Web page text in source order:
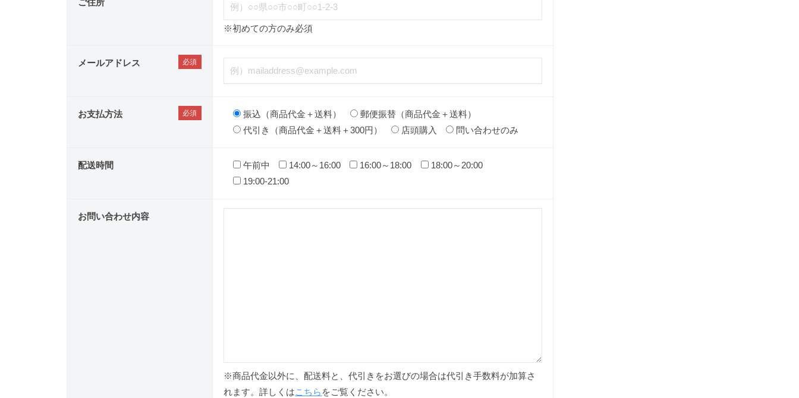
※初めての方のみ必須
メールアドレス
お支払方法 振込（商品代金＋送料）
郵便振替（商品代金＋送料）
代引き（商品代金＋送料＋300円）
店頭購入 問い合わせのみ
配送時間 午前中 14:00～16:00 16:00～18:00
18:00～20:00
19:00-21:00
お問い合わせ内容
※商品代金以外に、配送料と、代引きをお選びの場合は代引き手数料が加算さ
れます。詳しくはこちら をご覧ください。